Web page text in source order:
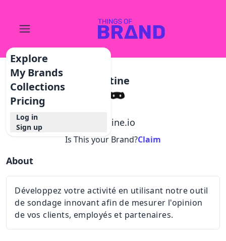
Explore
My Brands
Collections
Pricing
Log in
Sign up
Retine
retine.io
Is This your Brand?Claim
About
Développez votre activité en utilisant notre outil
de sondage innovant afin de mesurer l'opinion
de vos clients, employés et partenaires.